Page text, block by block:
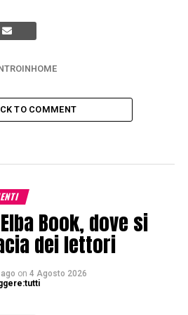
TO COMMENT
Book, dove si
dei lettori
on 4 Agosto 2026